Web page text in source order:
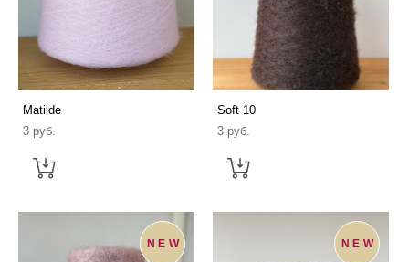
Matilde
3 pуб.
Soft 10
3 pуб.
NEW NEW